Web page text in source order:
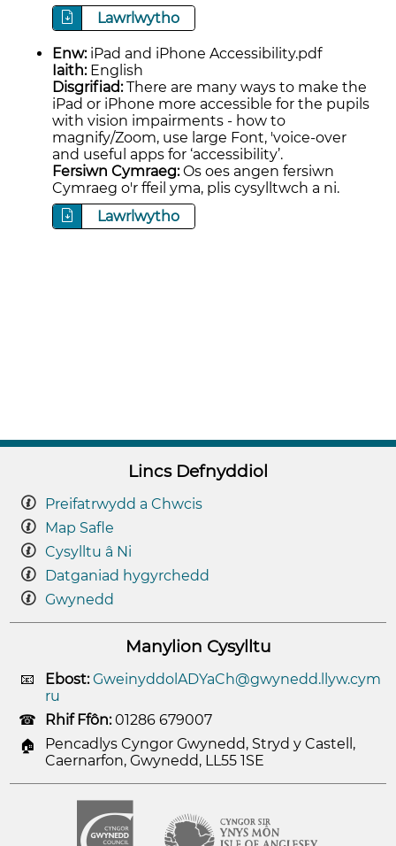
Lawrlwytho
Enw: iPad and iPhone Accessibility.pdf
Iaith: English
Disgrifiad:There are many ways to make the
iPad or iPhone more accessible for the pupils
with vision impairments - how to
magnify/Zoom, use large Font, 'voice-over
and useful apps for ‘accessibility’.
Fersiwn Cymraeg:Os oes angen fersiwn
Cymraeg o'r ffeil yma, plis cysylltwch a ni.
Lawrlwytho
Lincs Defnyddiol
Preifatrwydd a Chwcis
Map Safle
Cysylltu â Ni
Datganiad hygyrchedd
Gwynedd
Manylion Cysylltu
Ebost: GweinyddolADYaCh@gwynedd.llyw.cym
ru
Rhif Ffôn:01286 679007
Pencadlys Cyngor Gwynedd, Stryd y Castell,
Caernarfon, Gwynedd, LL55 1SE